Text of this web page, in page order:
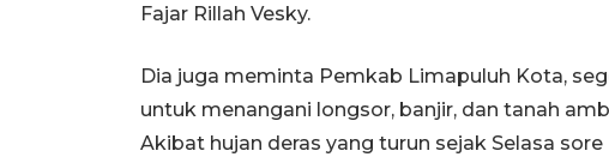
Fajar Rillah Vesky.
Dia juga meminta Pemkab Limapuluh Kota,
untuk menangani longsor, banjir, dan tanah
Akibat hujan deras yang turun sejak Selasa sore